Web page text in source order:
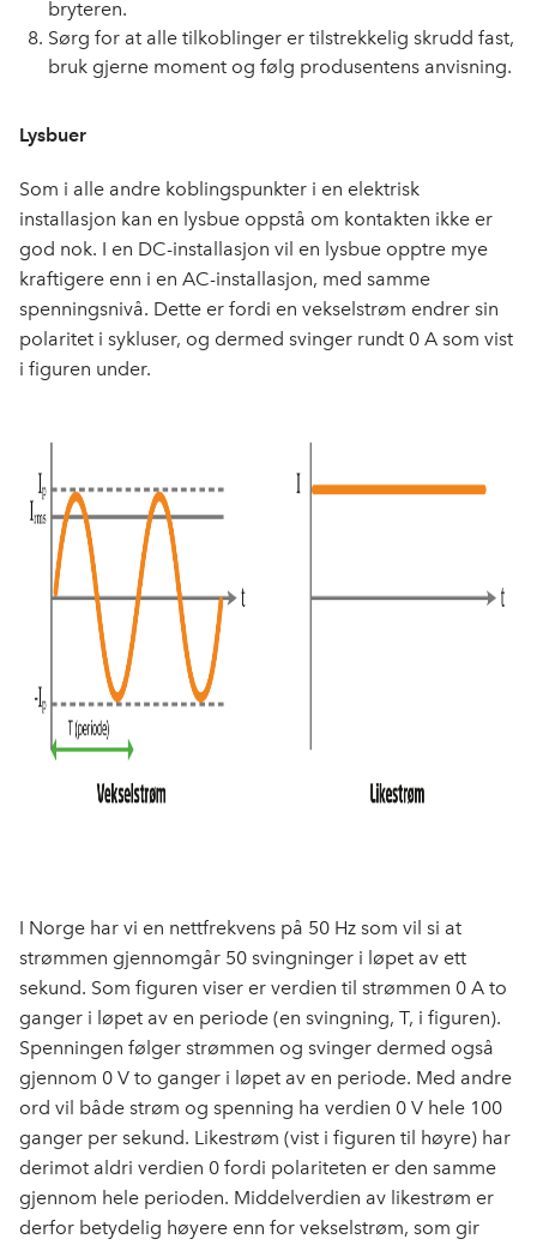
bryteren.
Sørg for at alle tilkoblinger er tilstrekkelig skrudd fast,
bruk gjerne moment og følg produsentens anvisning.
Lysbuer
Som i alle andre koblingspunkter i en elektrisk
installasjon kan en lysbue oppstå om kontakten ikke er
god nok. I en DC-installasjon vil en lysbue opptre mye
kraftigere enn i en AC-installasjon, med samme
spenningsnivå. Dette er fordi en vekselstrøm endrer sin
polaritet i sykluser, og dermed svinger rundt 0 A som vist
i figuren under.
I Norge har vi en nettfrekvens på 50 Hz som vil si at
strømmen gjennomgår 50 svingninger i løpet av ett
sekund. Som figuren viser er verdien til strømmen 0 A to
ganger i løpet av en periode (en svingning, T, i figuren).
Spenningen følger strømmen og svinger dermed også
gjennom 0 V to ganger i løpet av en periode. Med andre
ord vil både strøm og spenning ha verdien 0 V hele 100
ganger per sekund. Likestrøm (vist i figuren til høyre) har
derimot aldri verdien 0 fordi polariteten er den samme
gjennom hele perioden. Middelverdien av likestrøm er
derfor betydelig høyere enn for vekselstrøm, som gir